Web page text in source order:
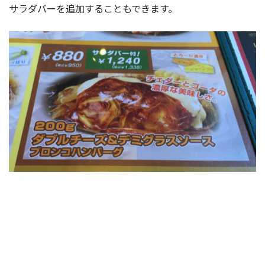
サラダバーを追加することもできます。